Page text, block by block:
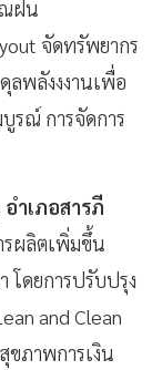
ฝน
จัดทรัพยากร
ลพลังงงานเพื่อ
รณ์ การจัดการ
ำเภอสารภี
ผลิตเพิ่มขึ้น
โดยการปรับปรุง
and Clean
ขภาพการเงิน